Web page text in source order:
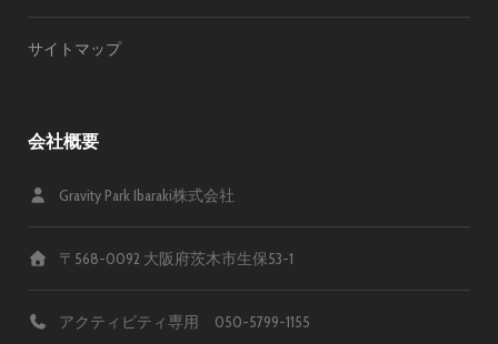
サイトマップ
会社概要
Gravity Park Ibaraki株式会社
〒568-0092 大阪府茨木市生保53-1
アクティビティ専用 050-5799-1155